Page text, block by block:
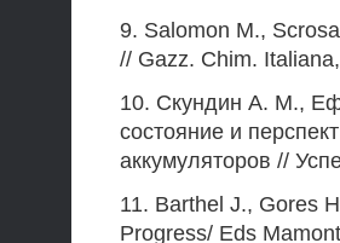
9. Salomon M.,
// Gazz. Chim.
10. Скундин A. M.,
состояние и
аккумуляторов //
11. Barthel J., Gores
Progress/ Eds